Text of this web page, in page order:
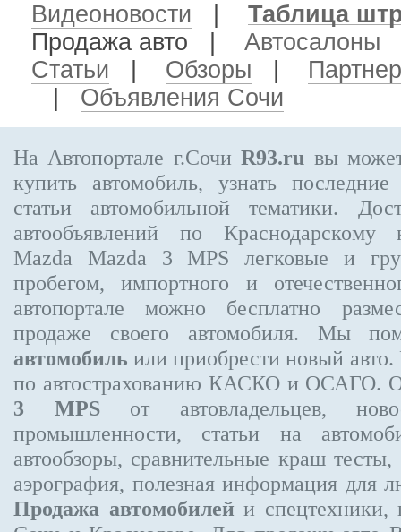
Видеоновости
Таблица
Продажа авто
Автосалоны
Статьи
Обзоры
Объявления Сочи
На Автопортале г.СочиR93.ru вы
купить автомобиль, узнать
статьи автомобильной тематики.
автообъявлений по
Mazda Mazda 3 MPS легковые и
пробегом, импортного и
автопортале можно бесплатно
продаже своего автомобиля. Мы
автомобиль или приобрести новый
по автострахованию КАСКО и ОСАГО.
3 MPSот автовладельцев,
промышленности, статьи на
автообзоры, сравнительные краш
аэрография, полезная информация для
Продажа автомобилей и спецтехники,